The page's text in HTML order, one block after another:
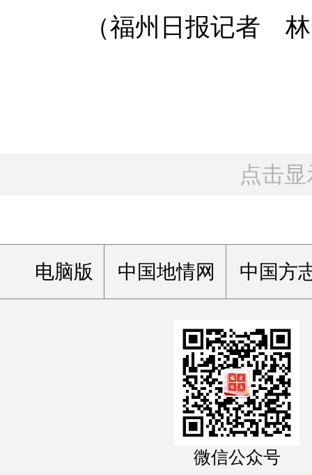
（福州日报记者 林
点击
电脑版 中国地情网 中国方
微信公众号